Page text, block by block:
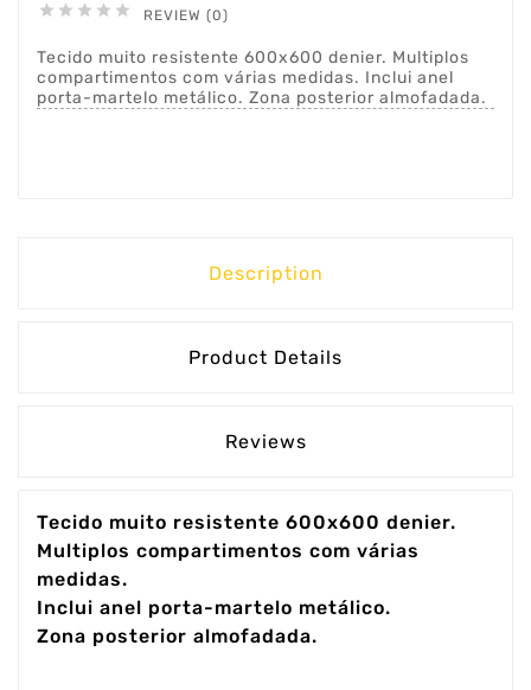
     REVIEW (0)
Tecido muito resistente 600x600 denier. Multiplos
compartimentos com várias medidas. Inclui anel
porta-martelo metálico. Zona posterior almofadada.
Description
Product Details
Reviews
Tecido muito resistente 600x600 denier.
Multiplos compartimentos com várias
medidas.
Inclui anel porta-martelo metálico.
Zona posterior almofadada.